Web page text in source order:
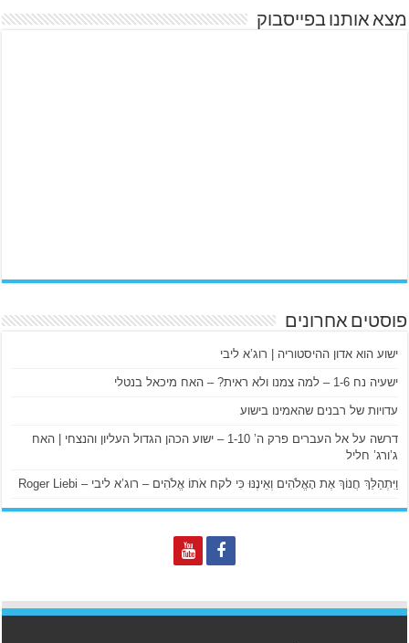
מצא אותנו בפייסבוק
פוסטים אחרונים
ישוע הוא אדון ההיסטוריה | רוג’א ליבי
ישעיה נח 1-6 – למה צמנו ולא ראית? – האח מיכאל בנטלי
עדויות של רבנים שהאמינו בישוע
דרשה על אל העברים פרק ה’ 1-10 – ישוע הכהן הגדול העליון והנצחי | האח
ג’ורג’ חליל
וַיִּתְהַלֵּךְ חֲנוֹךְ אֶת הָאֱלֹהִים וְאֵינֶנּוּ כִּי לקח אֹתוֹ אֱלֹהִים – רוג’א ליבי – Roger Liebi